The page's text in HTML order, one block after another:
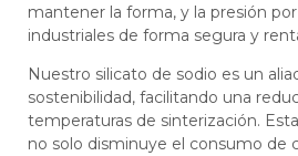
mantener la forma, y la presión
industriales de forma segura y
Nuestro silicato de sodio es un
sostenibilidad, facilitando una
temperaturas de sinterización.
no solo disminuye el consumo de